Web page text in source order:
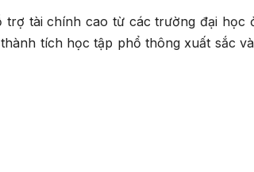
tài chính cao từ các trường đại học
tích học tập phổ thông xuất sắc